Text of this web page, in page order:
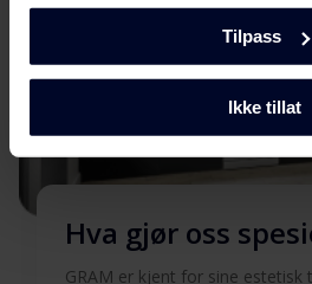
Tilpass
Ikke tillat
Hent alt (12)
Hva gjør oss
GRAM er kjent for sine estetisk